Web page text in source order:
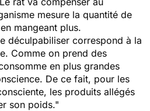
mesure la quantité de
mangeant plus.
déculpabiliser correspond à la
Comme on prend des
en plus grandes
De ce fait, pour les
les produits allégés
son poids."